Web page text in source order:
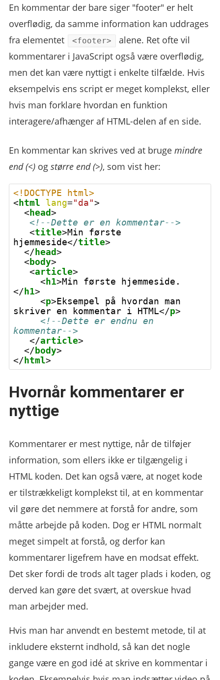
En kommentar der bare siger "footer" er helt
overflødig, da samme information kan uddrages
fra elementet
<footer>
alene. Ret ofte vil
kommentarer i JavaScript også være overflødig,
men det kan være nyttigt i enkelte tilfælde. Hvis
eksempelvis ens script er meget komplekst, eller
hvis man forklare hvordan en funktion
interagere/afhænger af HTML-delen af en side.
En kommentar kan skrives ved at brugemindre
end (<) ogstørre end (>), som vist her:
<!DOCTYPE html>
< html lang= "da">
< head>
<!--Dette er en kommentar-->
<title>Min første
hjemmeside</title>
</ head>
< body>
<article>
< h1>Min første hjemmeside.
</ h1>
<p> Eksempel på hvordan man
skriver en kommentar i HTML</p>
<!--Dette er endnu en
kommentar-->
</article>
</ body>
</ html>
Hvornår kommentarer er
nyttige
Kommentarer er mest nyttige, når de tilføjer
information, som ellers ikke er tilgængelig i
HTML koden. Det kan også være, at noget kode
er tilstrækkeligt komplekst til, at en kommentar
vil gøre det nemmere at forstå for andre, som
måtte arbejde på koden. Dog er HTML normalt
meget simpelt at forstå, og derfor kan
kommentarer ligefrem have en modsat effekt.
Det sker fordi de trods alt tager plads i koden, og
derved kan gøre det svært, at overskue hvad
man arbejder med.
Hvis man har anvendt en bestemt metode, til at
inkludere eksternt indhold, så kan det nogle
gange være en god idé at skrive en kommentar i